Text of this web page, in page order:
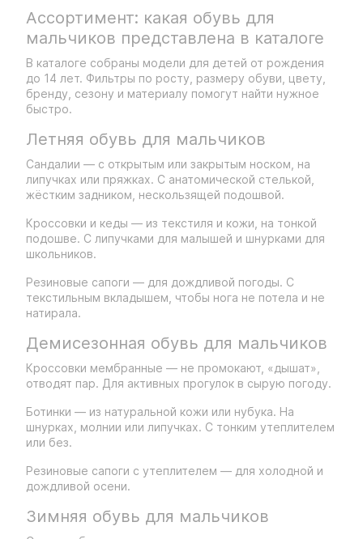
Ассортимент: какая обувь для
мальчиков представлена в каталоге
В каталоге собраны модели для детей от рождения
до 14 лет. Фильтры по росту, размеру обуви, цвету,
бренду, сезону и материалу помогут найти нужное
быстро.
Летняя обувь для мальчиков
Сандалии — с открытым или закрытым носком, на
липучках или пряжках. С анатомической стелькой,
жёстким задником, нескользящей подошвой.
Кроссовки и кеды — из текстиля и кожи, на тонкой
подошве. С липучками для малышей и шнурками для
школьников.
Резиновые сапоги — для дождливой погоды. С
текстильным вкладышем, чтобы нога не потела и не
натирала.
Демисезонная обувь для мальчиков
Кроссовки мембранные — не промокают, «дышат»,
отводят пар. Для активных прогулок в сырую погоду.
Ботинки — из натуральной кожи или нубука. На
шнурках, молнии или липучках. С тонким утеплителем
или без.
Резиновые сапоги с утеплителем — для холодной и
дождливой осени.
Зимняя обувь для мальчиков